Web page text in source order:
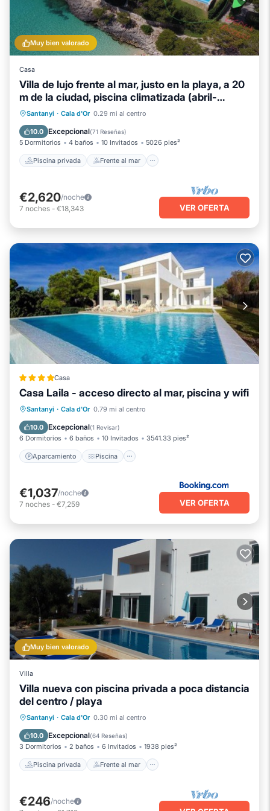
Muy bien valorado
Casa
Villa de lujo frente al mar, justo en la playa, a 20
m de la ciudad, piscina climatizada (abril-
octubre)
Santanyi · Cala d'Or 0.29 mi al centro
10.0 Excepcional(71 Reseñas)
5 Dormitorios 4 baños 10 Invitados 5026 pies²
Piscina privada Frente al mar
Piscina privada
Frente al mar
Aparcamiento
€2,620/noche
7 noches - €18,343 VER OFERTA
Casa
Casa Laila - acceso directo al mar, piscina y wifi
Santanyi · Cala d'Or 0.79 mi al centro
10.0 Excepcional(1 Revisar)
6 Dormitorios 6 baños 10 Invitados 3541.33 pies²
Aparcamiento Piscina
Aparcamiento
Piscina
Balcón/Terraza
€1,037/noche
7 noches - €7,259 VER OFERTA
Muy bien valorado
Villa
Villa nueva con piscina privada a poca distancia
del centro / playa
Santanyi · Cala d'Or 0.30 mi al centro
10.0 Excepcional(64 Reseñas)
3 Dormitorios 2 baños 6 Invitados 1938 pies²
Piscina privada Frente al mar
Piscina privada
Frente al mar
Aparcamiento
€246/noche